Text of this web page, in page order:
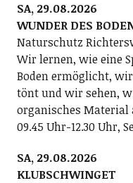
SA, 29.08.2026
WUNDER DES
Naturschutz
Wir lernen, wie eine
Boden ermöglicht,
tönt und wir sehen,
organisches Material
09.45 Uhr-12.30 Uhr,
SA, 29.08.2026
KLUBSCHWINGET